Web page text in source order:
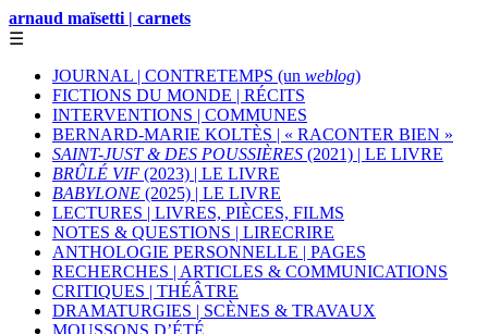
arnaud maïsetti | carnets
☰
JOURNAL | CONTRETEMPS (un weblog)
FICTIONS DU MONDE | RÉCITS
INTERVENTIONS | COMMUNES
BERNARD-MARIE KOLTÈS | « RACONTER BIEN »
SAINT-JUST & DES POUSSIÈRES (2021) | LE LIVRE
BRÛLÉ VIF (2023) | LE LIVRE
BABYLONE (2025) | LE LIVRE
LECTURES | LIVRES, PIÈCES, FILMS
NOTES & QUESTIONS | LIRECRIRE
ANTHOLOGIE PERSONNELLE | PAGES
RECHERCHES | ARTICLES & COMMUNICATIONS
CRITIQUES | THÉÂTRE
DRAMATURGIES | SCÈNES & TRAVAUX
MOUSSONS D’ÉTÉ